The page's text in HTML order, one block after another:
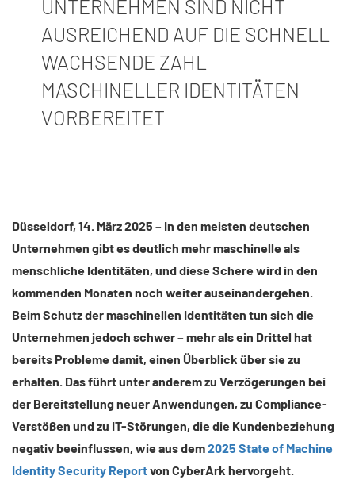
UNTERNEHMEN SIND NICHT
AUSREICHEND AUF DIE SCHNELL
WACHSENDE ZAHL
MASCHINELLER IDENTITÄTEN
VORBEREITET
Düsseldorf, 14. März 2025 – In den meisten deutschen
Unternehmen gibt es deutlich mehr maschinelle als
menschliche Identitäten, und diese Schere wird in den
kommenden Monaten noch weiter auseinandergehen.
Beim Schutz der maschinellen Identitäten tun sich die
Unternehmen jedoch schwer – mehr als ein Drittel hat
bereits Probleme damit, einen Überblick über sie zu
erhalten. Das führt unter anderem zu Verzögerungen bei
der Bereitstellung neuer Anwendungen, zu Compliance-
Verstößen und zu IT-Störungen, die die Kundenbeziehung
negativ beeinflussen, wie aus dem2025 State of Machine
Identity Security Reportvon CyberArk hervorgeht.